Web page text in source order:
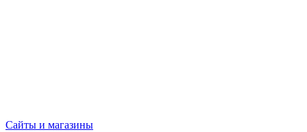
Сайты и магазины